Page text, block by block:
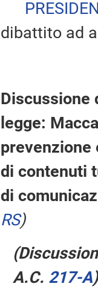
dibattito ad
Discussione
legge:
di contenuti
di
RS)
A.C. 217-A​)